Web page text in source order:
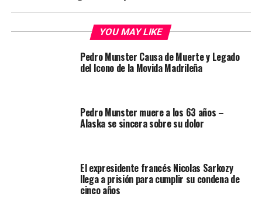
YOU MAY LIKE
Pedro Munster Causa de Muerte y Legado
del Icono de la Movida Madrileña
Pedro Munster muere a los 63 años –
Alaska se sincera sobre su dolor
El expresidente francés Nicolas Sarkozy
llega a prisión para cumplir su condena de
cinco años